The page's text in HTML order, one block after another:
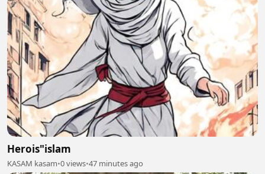
Herois"islam
KASAM kasam•0 views•47 minutes ago